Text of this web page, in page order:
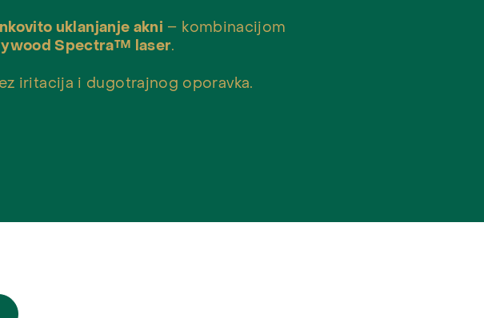
uklanjanje akni – kombinacijom
Spectra™ laser.
iritacija i dugotrajnog oporavka.